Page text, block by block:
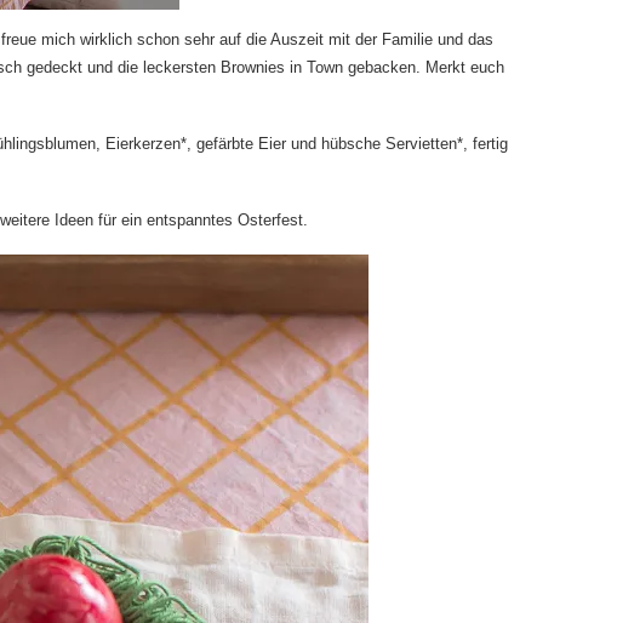
mich wirklich schon sehr auf die Auszeit mit der Familie und das
gedeckt und die leckersten Brownies in Town gebacken. Merkt euch
Eierkerzen*, gefärbte Eier und hübsche Servietten*, fertig
Ideen für ein entspanntes Osterfest.